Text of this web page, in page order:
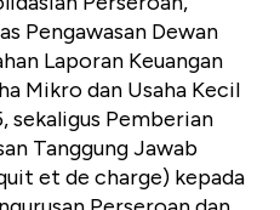
Pengawasan Dewan
Laporan Keuangan
Mikro dan Usaha Kecil
sekaligus Pemberian
Tanggung Jawab
et de charge) kepada